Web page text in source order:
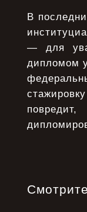
В
— для
дипломом